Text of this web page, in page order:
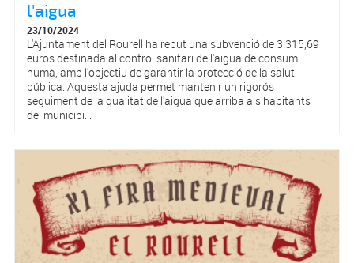
l'aigua
23/10/2024
L'Ajuntament del Rourell ha rebut una subvenció de 3.315,69
euros destinada al control sanitari de l'aigua de consum
humà, amb l'objectiu de garantir la protecció de la salut
pública. Aquesta ajuda permet mantenir un rigorós
seguiment de la qualitat de l'aigua que arriba als habitants
del municipi...